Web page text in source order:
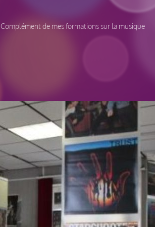
Complément de mes formations sur la musique